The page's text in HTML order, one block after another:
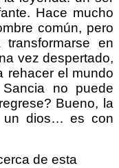
Hace mucho
común, pero
en
vez despertado,
rehacer el mundo
no puede
Bueno, la
un dios… es con
de esta